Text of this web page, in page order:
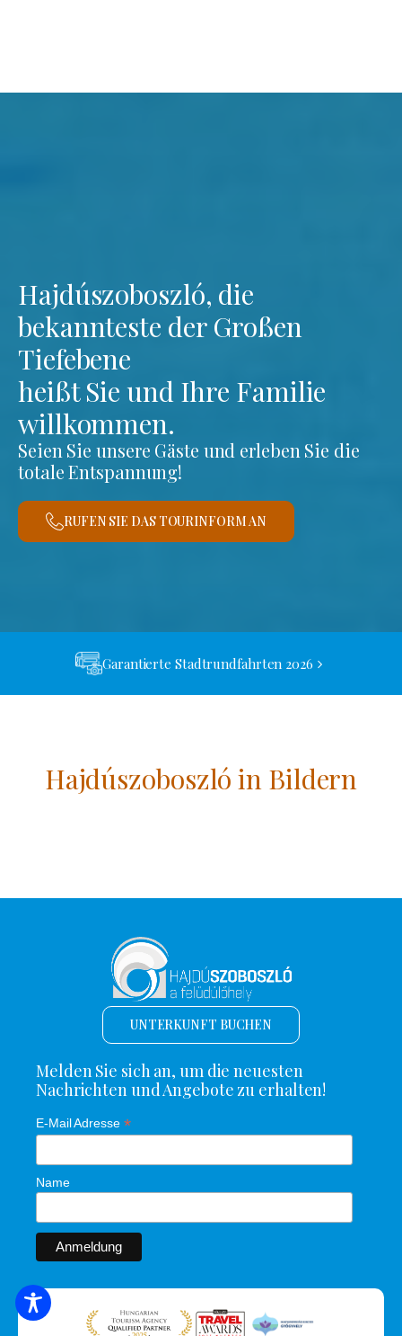
Hajdúszoboszló, die
bekannteste der Großen
Tiefebene
heißt Sie und Ihre Familie
willkommen.
Seien Sie unsere Gäste und erleben Sie die
totale Entspannung!
RUFEN SIE DAS TOURINFORM AN
Garantierte Stadtrundfahrten 2026
Hajdúszoboszló in Bildern
SUCHE NACH UNTERKUNFT
UNTERKUNFT BUCHEN
Melden Sie sich an, um die neuesten
Nachrichten und Angebote zu erhalten!
E-Mail Adresse *
Name